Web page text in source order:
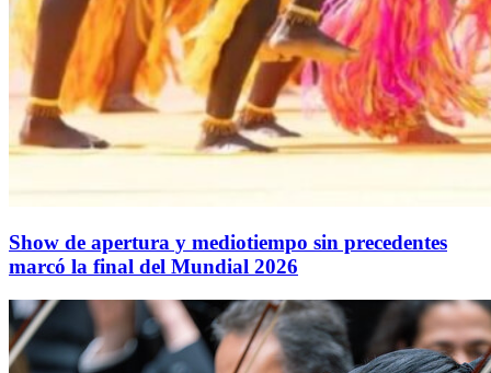
Show de apertura y mediotiempo sin precedentes
marcó la final del Mundial 2026